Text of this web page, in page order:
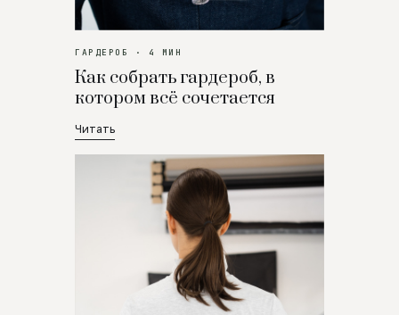
ГАРДЕРОБ · 4 МИН
Как собрать гардероб, в
котором всё сочетается
Читать